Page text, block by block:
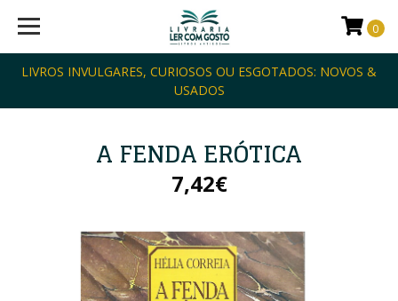
LIVROS INVULGARES, CURIOSOS OU ESGOTADOS: NOVOS &
USADOS
0
A FENDA ERÓTICA
7,42€